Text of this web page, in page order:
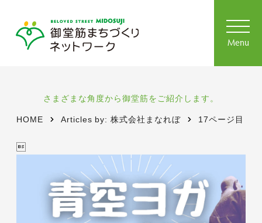
Menu
さまざまな角度から御堂筋をご紹介します。
HOME Articles by:株式会社まなれぼ 17ページ目
